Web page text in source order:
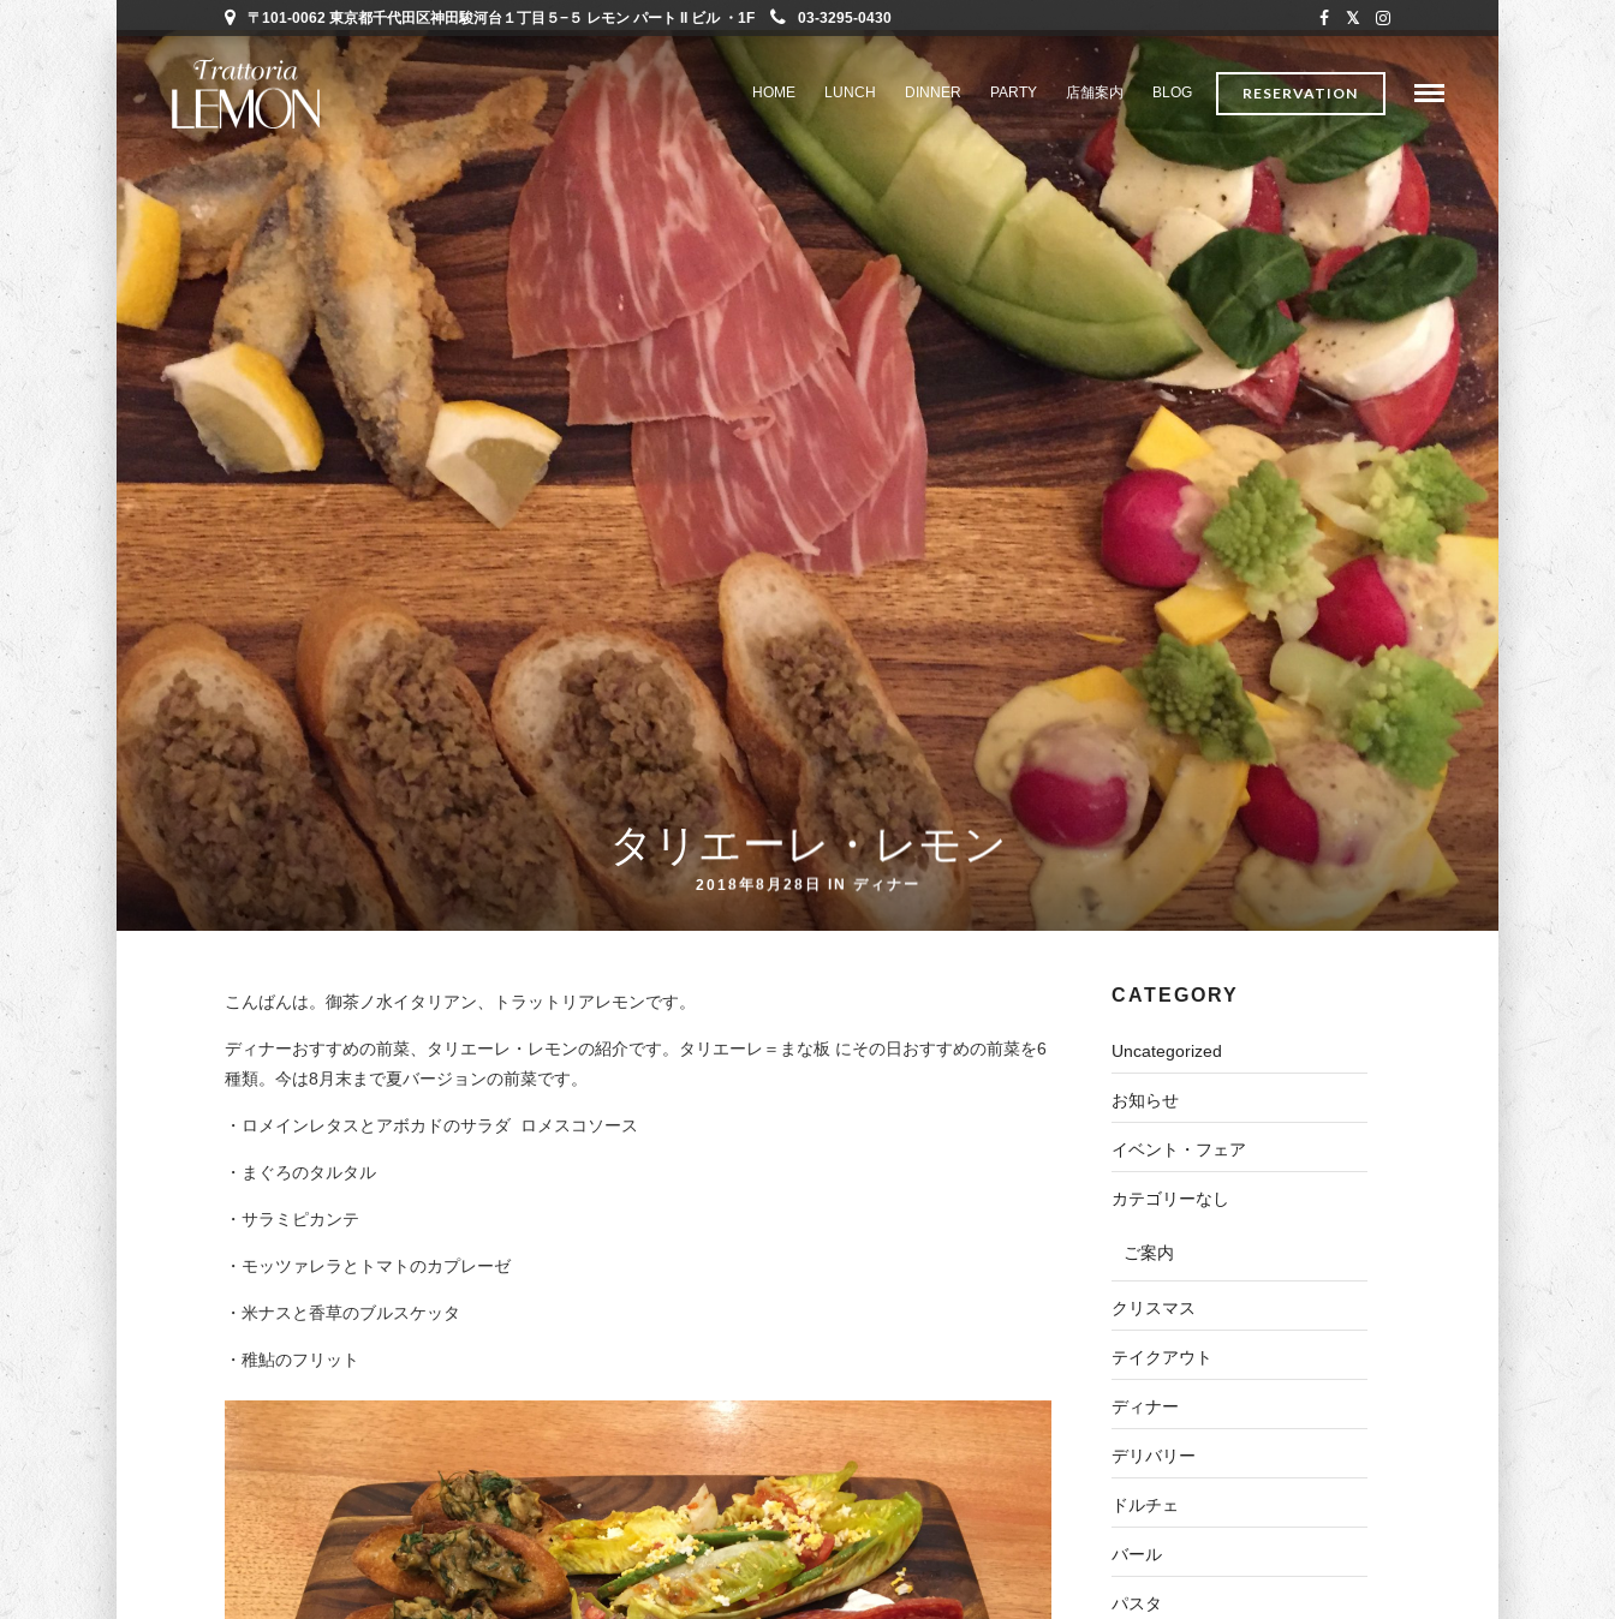
〒101-0062 東京都千代田区神田駿河台１丁目５−５ レモン パート II ビル ・1F 03-3295-0430
RESERVATION
HOME LUNCH DINNER PARTY 店舗案内 BLOG
タリエーレ・レモン
2018年8月28日 IN ディナー
こんばんは。御茶ノ水イタリアン、トラットリアレモンです。
ディナーおすすめの前菜、タリエーレ・レモンの紹介です。タリエーレ＝まな板 にその日おすすめの前菜を6
種類。今は8月末まで夏バージョンの前菜です。
・ロメインレタスとアボカドのサラダ ロメスコソース
・まぐろのタルタル
・サラミピカンテ
・モッツァレラとトマトのカプレーゼ
・米ナスと香草のブルスケッタ
・稚鮎のフリット
CATEGORY
Uncategorized
お知らせ
イベント・フェア
カテゴリーなし
ご案内
クリスマス
テイクアウト
ディナー
デリバリー
ドルチェ
バール
パスタ